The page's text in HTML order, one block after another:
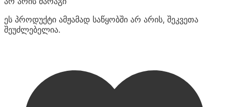
ეს პროდუქტი ამჟამად საწყობში არ არის, შეკვეთა
შეუძლებელია.